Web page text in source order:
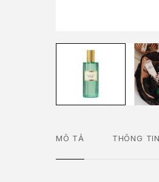
MÔ TẢ THÔNG